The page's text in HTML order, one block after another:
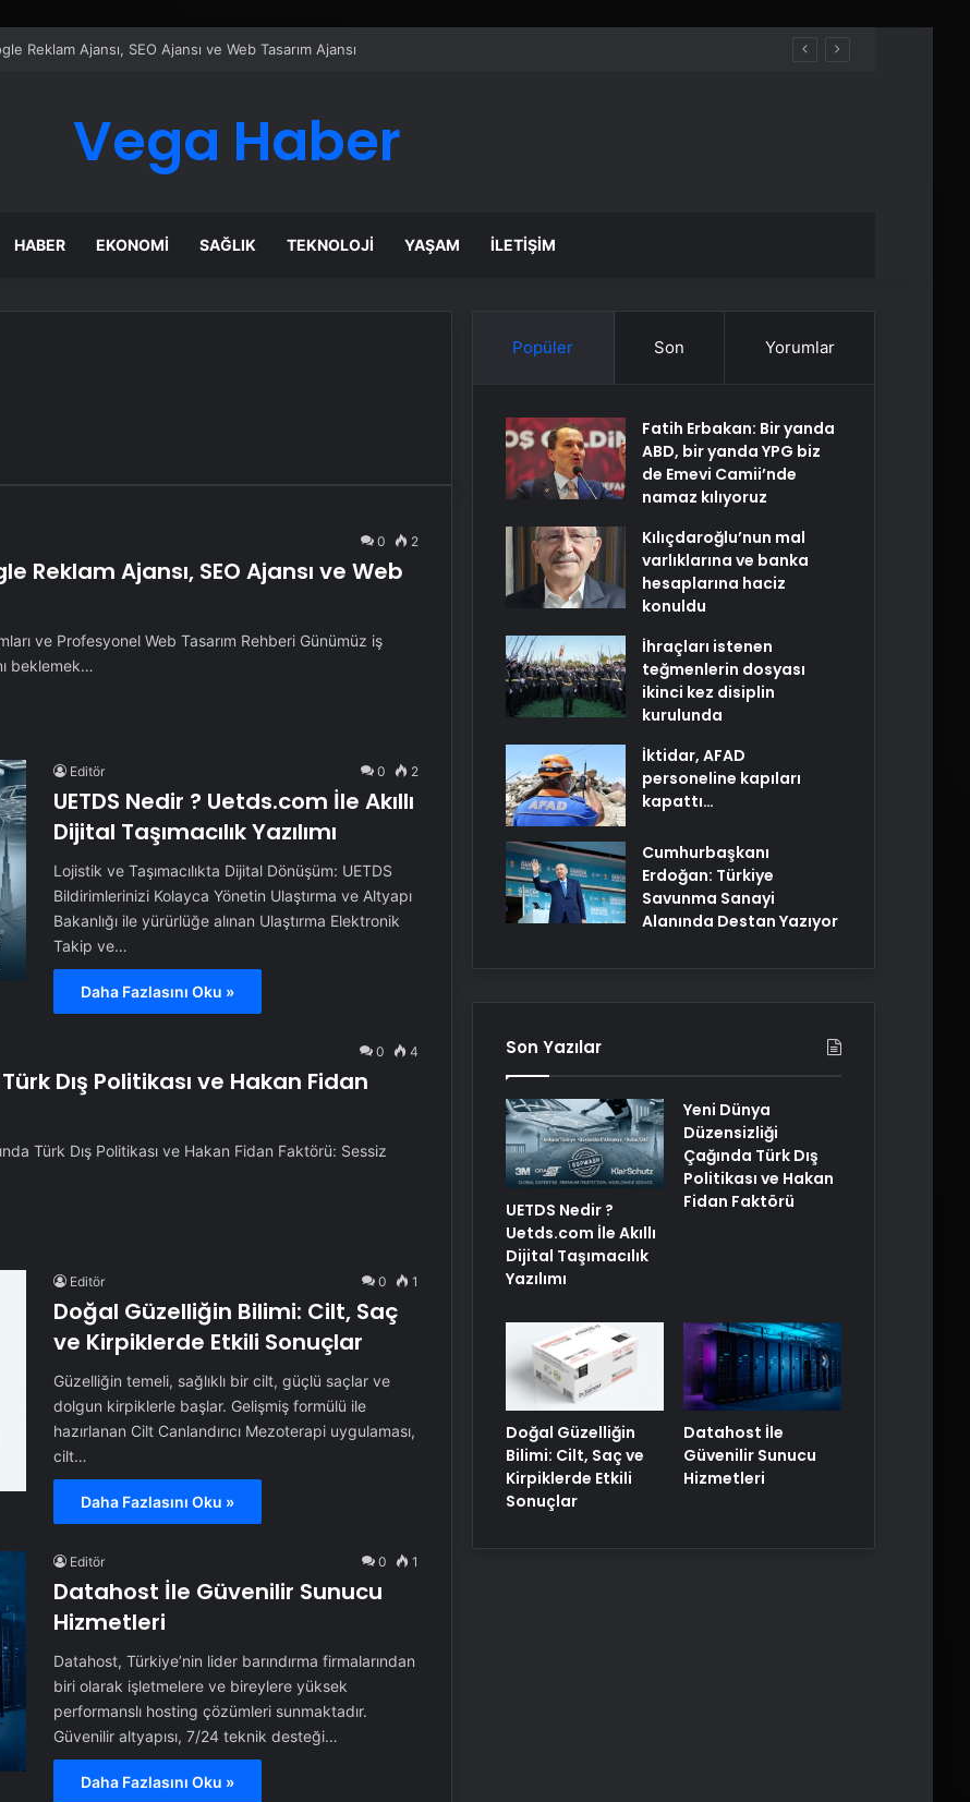
Taşımacılık Yazılımı
Vega Haber
HABER EKONOMI SAĞLIK TEKNOLOJI YAŞAM İLETIŞIM
0 2
Reklam Ajansı, SEO Ajansı ve Web
ve Profesyonel Web Tasarım Rehberi Günümüz iş
beklemek…
Editör 0 2
UETDS Nedir ? Uetds.com İle Akıllı
Dijital Taşımacılık Yazılımı
Lojistik ve Taşımacılıkta Dijital Dönüşüm: UETDS
Bildirimlerinizi Kolayca Yönetin Ulaştırma ve Altyapı
Bakanlığı ile yürürlüğe alınan Ulaştırma Elektronik
Takip ve…
Daha Fazlasını Oku »
0 4
Dış Politikası ve Hakan Fidan
Türk Dış Politikası ve Hakan Fidan Faktörü: Sessiz
Editör 0 1
Doğal Güzelliğin Bilimi: Cilt, Saç
ve Kirpiklerde Etkili Sonuçlar
Güzelliğin temeli, sağlıklı bir cilt, güçlü saçlar ve
dolgun kirpiklerle başlar. Gelişmiş formülü ile
hazırlanan Cilt Canlandırıcı Mezoterapi uygulaması,
cilt…
Daha Fazlasını Oku »
Editör 0 1
Datahost İle Güvenilir Sunucu
Hizmetleri
Datahost, Türkiye’nin lider barındırma firmalarından
biri olarak işletmelere ve bireylere yüksek
performanslı hosting çözümleri sunmaktadır.
Güvenilir altyapısı, 7/24 teknik desteği…
Daha Fazlasını Oku »
Popüler Son Yorumlar
Fatih Erbakan: Bir yanda
ABD, bir yanda YPG biz
de Emevi Camii’nde
namaz kılıyoruz
Kılıçdaroğlu’nun mal
varlıklarına ve banka
hesaplarına haciz
konuldu
İhraçları istenen
teğmenlerin dosyası
ikinci kez disiplin
kurulunda
İktidar, AFAD
personeline kapıları
kapattı…
Cumhurbaşkanı
Erdoğan: Türkiye
Savunma Sanayi
Alanında Destan Yazıyor
Son Yazılar
UETDS Nedir ?
Uetds.com İle Akıllı
Dijital Taşımacılık
Yazılımı
Yeni Dünya
Düzensizliği
Çağında Türk Dış
Politikası ve Hakan
Fidan Faktörü
Doğal Güzelliğin
Bilimi: Cilt, Saç ve
Kirpiklerde Etkili
Sonuçlar
Datahost İle
Güvenilir Sunucu
Hizmetleri